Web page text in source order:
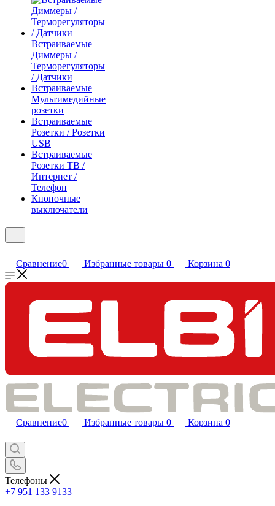
Встраиваемые
Диммеры /
Терморегуляторы
/ Датчики
Встраиваемые
Мультимедийные
розетки
Встраиваемые
Розетки / Розетки
USB
Встраиваемые
Розетки ТВ /
Интернет /
Телефон
Кнопочные
выключатели
Сравнение0 Избранные товары 0 Корзина 0
Сравнение0 Избранные товары 0 Корзина 0
Телефоны
+7 951 133 9133